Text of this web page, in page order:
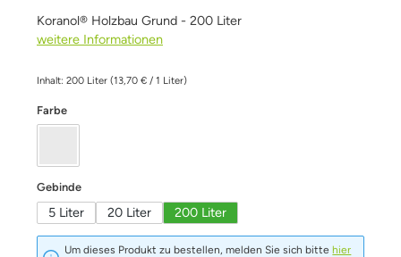
Koranol® Holzbau Grund - 200 Liter
weitere Informationen
Inhalt: 200 Liter (13,70 € / 1 Liter)
Farbeauswählen
Gebindeauswählen
5 Liter 20 Liter 200 Liter
Um dieses Produkt zu bestellen, melden Sie sich bitte hier